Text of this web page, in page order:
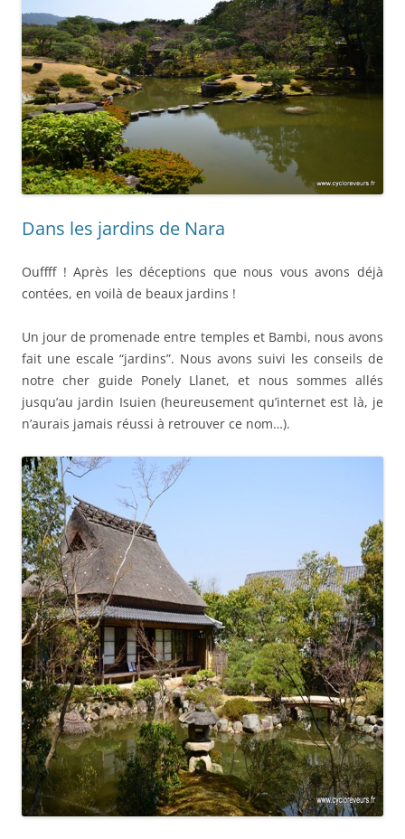
Dans les jardins de Nara
Ouffff ! Après les déceptions que nous vous avons déjà
contées, en voilà de beaux jardins !
Un jour de promenade entre temples et Bambi, nous avons
fait une escale “jardins”. Nous avons suivi les conseils de
notre cher guide Ponely Llanet, et nous sommes allés
jusqu’au jardin Isuien (heureusement qu’internet est là, je
n’aurais jamais réussi à retrouver ce nom…).